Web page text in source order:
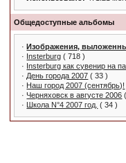
Общедоступные альбомы
·Изображения,
· Insterburg ( 718 )
· Insterburg как сувенир на
· День города 2007 ( 33 )
· Наш город 2007 (сентябрь)!
·Черняховск в августе 2006
· Школа N°4 2007 год. ( 34 )